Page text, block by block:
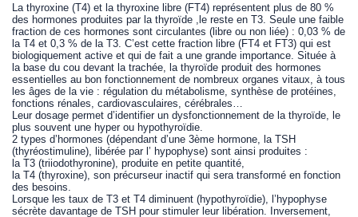
La thyroxine (T4) et la thyroxine libre (FT4) représentent plus de 80 %
des hormones produites par la thyroïde ,le reste en T3. Seule une faible
fraction de ces hormones sont circulantes (libre ou non liée) : 0,03 % de
la T4 et 0,3 % de la T3. C’est cette fraction libre (FT4 et FT3) qui est
biologiquement active et qui de fait a une grande importance. Située à
la base du cou devant la trachée, la thyroïde produit des hormones
essentielles au bon fonctionnement de nombreux organes vitaux, à tous
les âges de la vie : régulation du métabolisme, synthèse de protéines,
fonctions rénales, cardiovasculaires, cérébrales…
Leur dosage permet d’identifier un dysfonctionnement de la thyroïde, le
plus souvent une hyper ou hypothyroïdie.
2 types d’hormones (dépendant d’une 3ème hormone, la TSH
(thyréostimuline), libérée par l’ hypophyse) sont ainsi produites :
la T3 (triiodothyronine), produite en petite quantité,
la T4 (thyroxine), son précurseur inactif qui sera transformé en fonction
des besoins.
Lorsque les taux de T3 et T4 diminuent (hypothyroïdie), l’hypophyse
sécrète davantage de TSH pour stimuler leur libération. Inversement,